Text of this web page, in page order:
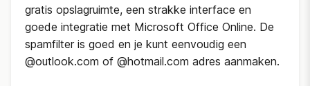
gratis opslagruimte, een strakke interface en
goede integratie met Microsoft Office Online. De
spamfilter is goed en je kunt eenvoudig een
@outlook.com of @hotmail.com adres aanmaken.